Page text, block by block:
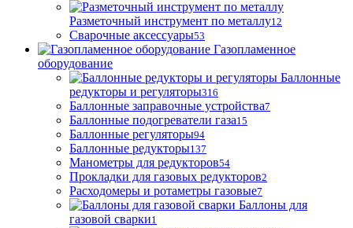
Разметочный инструмент по металлу12
Сварочные аксессуары53
Газопламенное
оборудование
Баллонные
редукторы и регуляторы316
Баллонные заправочные устройства7
Баллонные подогреватели газа15
Баллонные регуляторы94
Баллонные редукторы137
Манометры для редукторов54
Прокладки для газовых редукторов2
Расходомеры и ротаметры газовые7
Баллоны для
газовой сварки1